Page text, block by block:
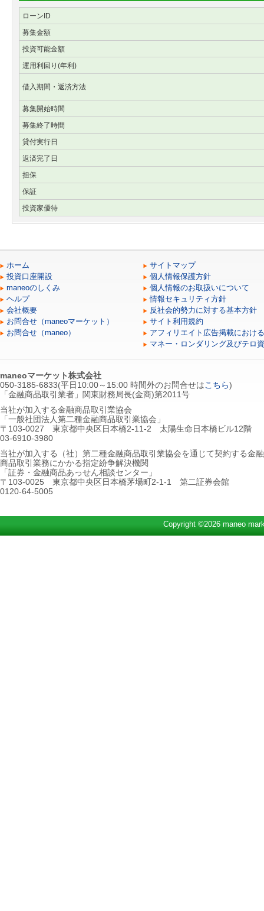
ローンID
募集金額
投資可能金額
運用利回り(年利)
借入期間・返済方法
募集開始時間
募集終了時間
貸付実行日
返済完了日
担保
保証
投資家優待
ホーム
投資口座開設
maneoのしくみ
ヘルプ
会社概要
お問合せ（maneoマーケット）
お問合せ（maneo）
サイトマップ
個人情報保護方針
個人情報のお取扱いについて
情報セキュリティ方針
反社会的勢力に対する基本方針
サイト利用規約
アフィリエイト広告掲載におけ
マネー・ロンダリング及びテロ
maneoマーケット株式会社
050-3185-6833(平日10:00～15:00 時間外のお問合せは こちら)
「金融商品取引業者」関東財務局長(金商)第2011号
当社が加入する金融商品取引業協会
「一般社団法人第二種金融商品取引業協会」
〒103-0027 東京都中央区日本橋2-11-2 太陽生命日本橋ビル12階
03-6910-3980
当社が加入する（社）第二種金融商品取引業協会を通じて契約する金融
商品取引業務にかかる指定紛争解決機関
「証券・金融商品あっせん相談センター」
〒103-0025 東京都中央区日本橋茅場町2-1-1 第二証券会館
0120-64-5005
Copyright ©2026 maneo